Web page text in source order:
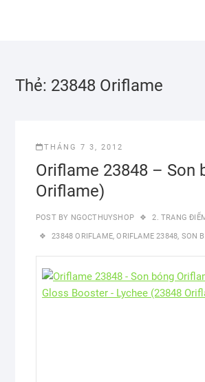
Thẻ: 23848 Oriflame
THÁNG 7 3, 2012
Oriflame 23848 – Son
Oriflame)
POST BY NGOCTHUYSHOP 2. TRANG
23848 ORIFLAME,ORIFLAME 23848, SON